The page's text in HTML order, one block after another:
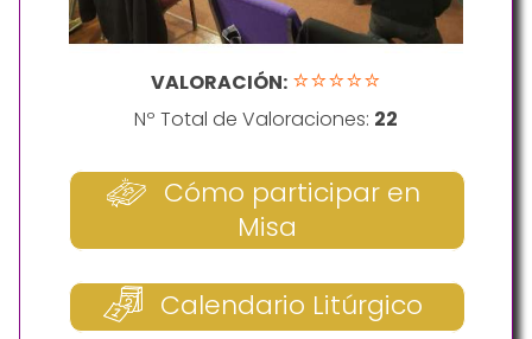
VALORACIÓN: ⭐⭐⭐⭐⭐
Nº Total de Valoraciones: 22
Cómo participar en
Misa
Calendario Litúrgico